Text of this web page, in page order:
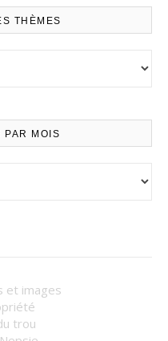
THÈMES
PAR MOIS
et images
trou